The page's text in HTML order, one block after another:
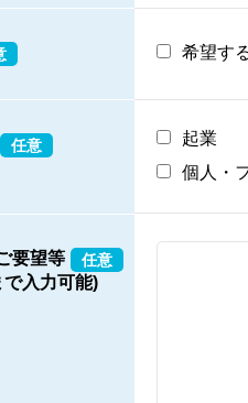
希望す
任意 起業
個人・
要望等 任意
入力可能)